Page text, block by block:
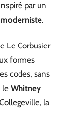
par un
.
Le Corbusier
formes
codes, sans
le Whitney
la